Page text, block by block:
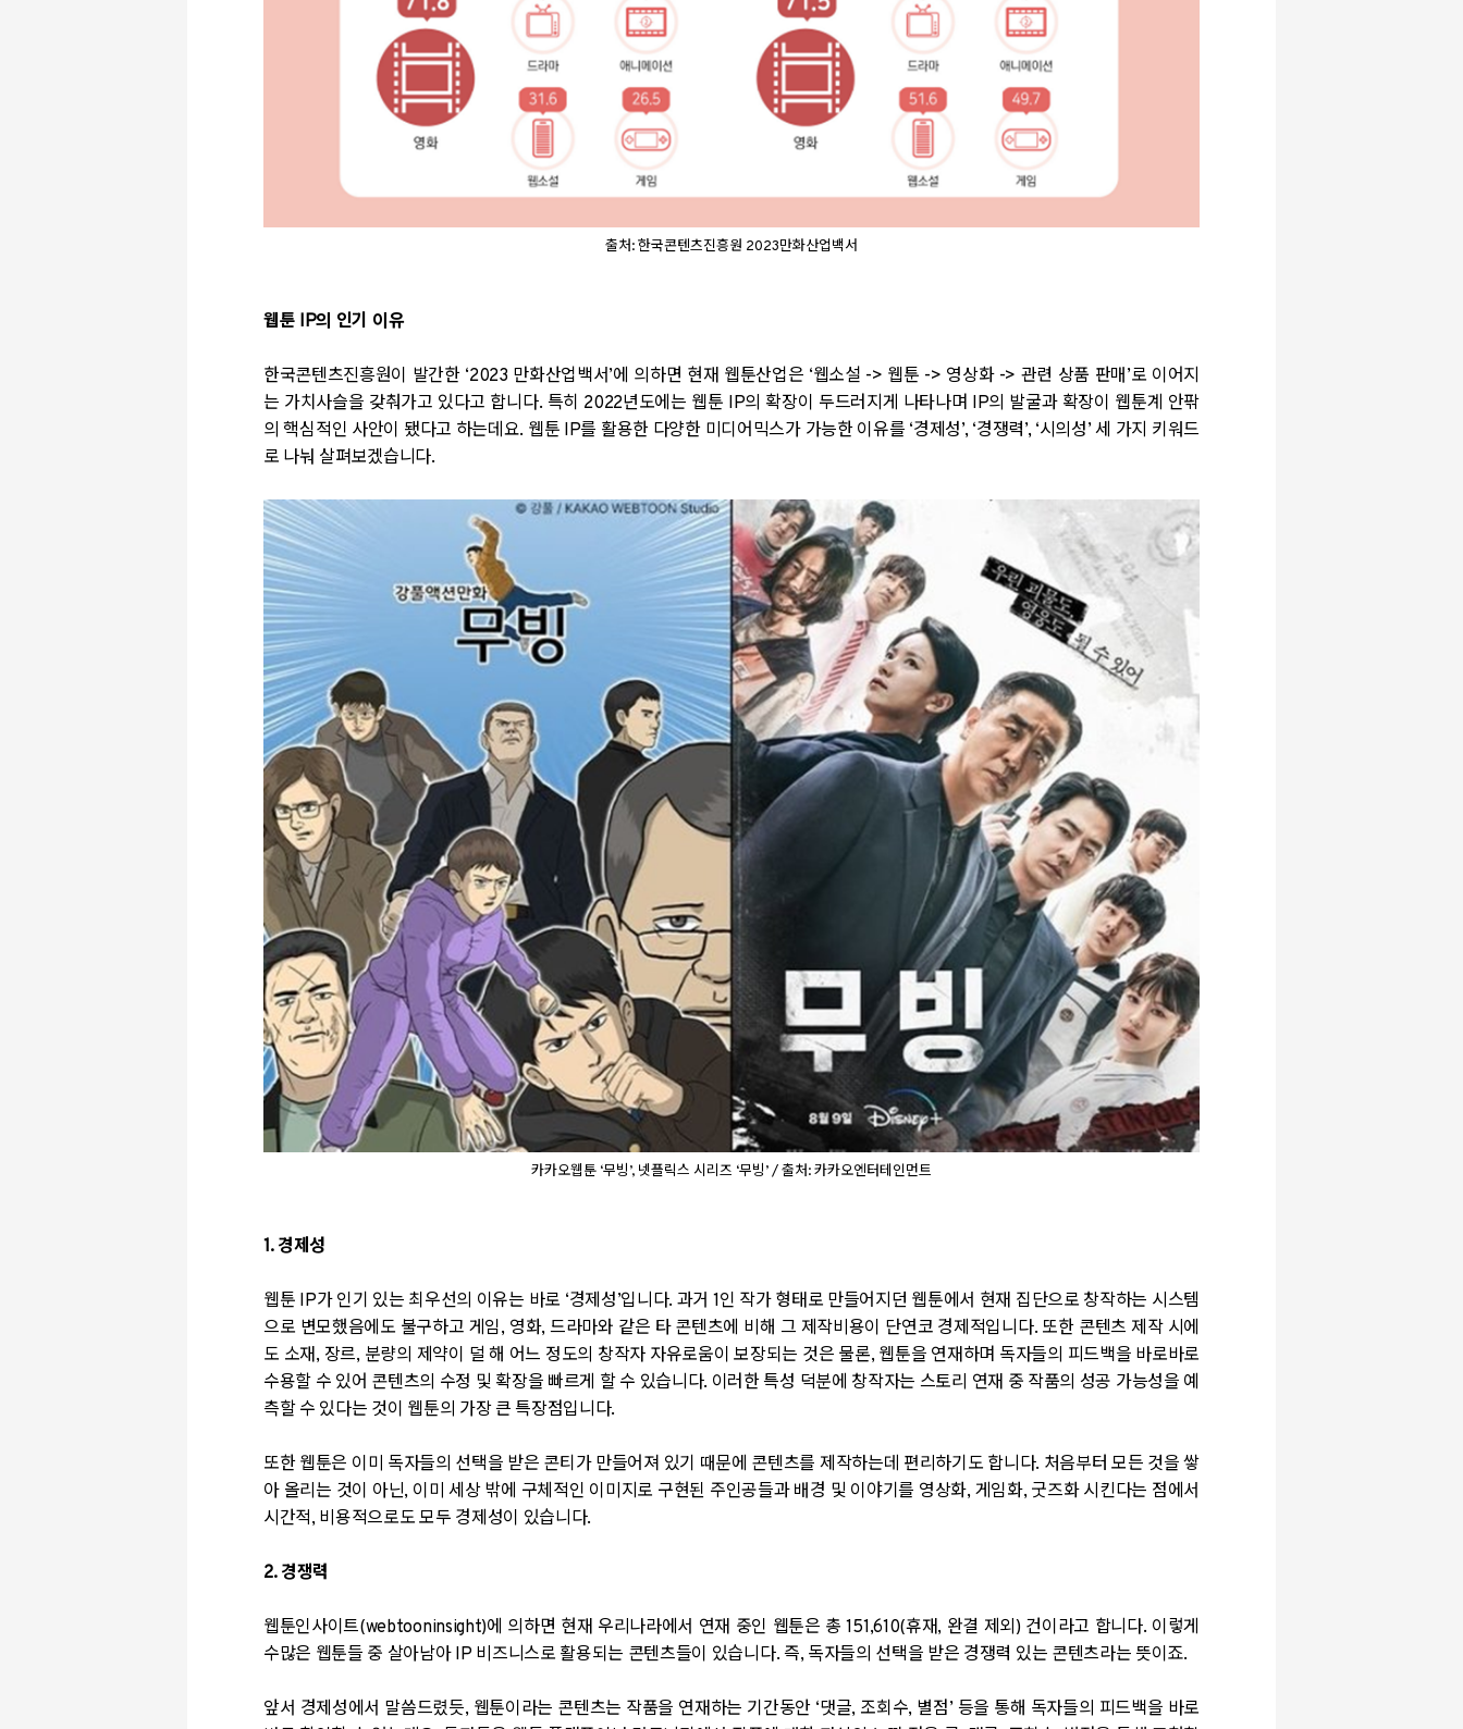
출처: 한국콘텐츠진흥원 2023만화산업백서
웹툰 IP의 인기 이유
한국콘텐츠진흥원이 발간한 ‘2023 만화산업백서’에 의하면 현재 웹툰산업은 ‘웹소설 -> 웹툰 -> 영상화 -> 관련 상품 판매’로 이어지
는 가치사슬을 갖춰가고 있다고 합니다. 특히 2022년도에는 웹툰 IP의 확장이 두드러지게 나타나며 IP의 발굴과 확장이 웹툰계 안팎
의 핵심적인 사안이 됐다고 하는데요. 웹툰 IP를 활용한 다양한 미디어믹스가 가능한 이유를 ‘경제성’, ‘경쟁력’, ‘시의성’세 가지 키워드
로 나눠 살펴보겠습니다.
카카오웹툰 ‘무빙’, 넷플릭스 시리즈 ‘무빙’ / 출처: 카카오엔터테인먼트
1. 경제성
웹툰 IP가 인기 있는 최우선의 이유는 바로 ‘경제성’입니다. 과거 1인 작가 형태로 만들어지던 웹툰에서 현재 집단으로 창작하는 시스템
으로 변모했음에도 불구하고 게임, 영화,드라마와 같은 타 콘텐츠에 비해 그 제작비용이 단연코 경제적입니다. 또한 콘텐츠 제작 시에
도 소재, 장르, 분량의 제약이 덜 해 어느 정도의 창작자 자유로움이 보장되는 것은 물론, 웹툰을 연재하며 독자들의 피드백을 바로바로
수용할 수 있어 콘텐츠의 수정 및 확장을 빠르게 할 수 있습니다. 이러한 특성 덕분에 창작자는 스토리 연재 중 작품의 성공 가능성을 예
측할 수 있다는 것이 웹툰의 가장 큰 특장점입니다.
또한 웹툰은 이미 독자들의 선택을 받은 콘티가 만들어져 있기 때문에 콘텐츠를 제작하는데 편리하기도 합니다. 처음부터 모든 것을 쌓
아 올리는 것이 아닌, 이미 세상 밖에 구체적인 이미지로 구현된 주인공들과 배경 및 이야기를 영상화, 게임화, 굿즈화 시킨다는 점에서
시간적, 비용적으로도 모두 경제성이 있습니다.
2. 경쟁력
웹툰인사이트(webtooninsight)에 의하면 현재 우리나라에서 연재 중인 웹툰은 총151,610(휴재, 완결 제외) 건이라고 합니다. 이렇게
수많은 웹툰들 중 살아남아 IP 비즈니스로 활용되는 콘텐츠들이 있습니다. 즉, 독자들의 선택을 받은 경쟁력 있는 콘텐츠라는 뜻이죠.
앞서 경제성에서 말씀드렸듯, 웹툰이라는 콘텐츠는 작품을 연재하는 기간동안 ‘댓글, 조회수, 별점’ 등을 통해 독자들의 피드백을 바로